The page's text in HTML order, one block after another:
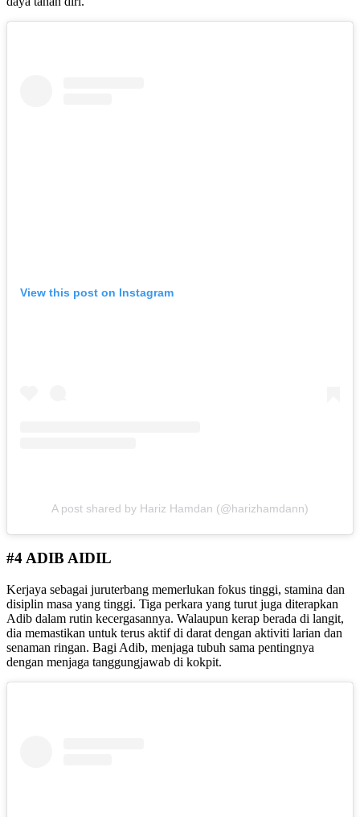
View this post on Instagram
A post shared by Hariz Hamdan (@harizhamdann)
#4 ADIB AIDIL
Kerjaya sebagai juruterbang memerlukan fokus tinggi, stamina dan
disiplin masa yang tinggi. Tiga perkara yang turut juga diterapkan
Adib dalam rutin kecergasannya. Walaupun kerap berada di langit,
dia memastikan untuk terus aktif di darat dengan aktiviti larian dan
senaman ringan. Bagi Adib, menjaga tubuh sama pentingnya
dengan menjaga tanggungjawab di kokpit.